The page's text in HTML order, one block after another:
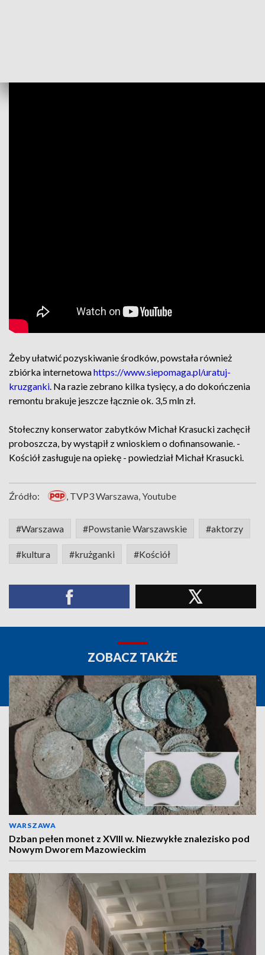
Żeby ułatwić pozyskiwanie środków, powstała również
zbiórka internetowahttps://www.siepomaga.pl/uratuj-
kruzganki. Na razie zebrano kilka tysięcy, a do dokończenia
remontu brakuje jeszcze łącznie ok. 3,5 mln zł.
Stołeczny konserwator zabytków Michał Krasucki zachęcił
proboszcza, by wystąpił z wnioskiem o dofinansowanie. -
Kościół zasługuje na opiekę - powiedział Michał Krasucki.
Źródło: , TVP3 Warszawa, Youtube
#Warszawa #Powstanie Warszawskie #aktorzy
#kultura #krużganki #Kościół
ZOBACZ TAKŻE
WARSZAWA
Dzban pełen monet z XVIII w. Niezwykłe znalezisko pod
Nowym Dworem Mazowieckim